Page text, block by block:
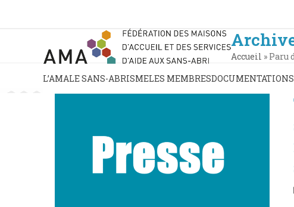
L’AMALE SANS-ABRISMELES MEMBRESDOCUMENTATIONS
Accueil » Paru